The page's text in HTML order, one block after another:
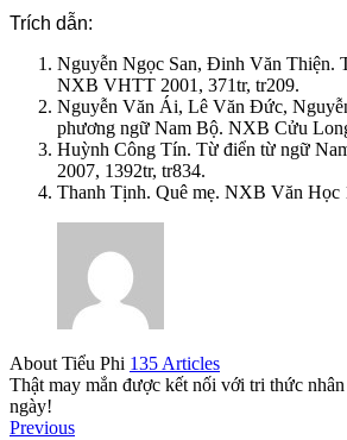
Trích dẫn:
Nguyễn Ngọc San, Đinh Văn Thiện.
NXB VHTT 2001, 371tr, tr209.
Nguyễn Văn Ái, Lê Văn Đức,
phương ngữ Nam Bộ. NXB Cửu
Huỳnh Công Tín. Từ điển từ ngữ
2007, 1392tr, tr834.
Thanh Tịnh. Quê mẹ. NXB Văn Học
About Tiểu Phi 135 Articles
Thật may mắn được kết nối với tri thức
ngày!
Previous